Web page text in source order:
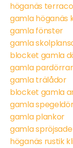
höganäs
gamla höganäs
gamla fönster
gamla
blocket gamla
gamla pardörrar
gamla trälådor
blocket gamla
gamla
gamla plankor
gamla
höganäs rustik